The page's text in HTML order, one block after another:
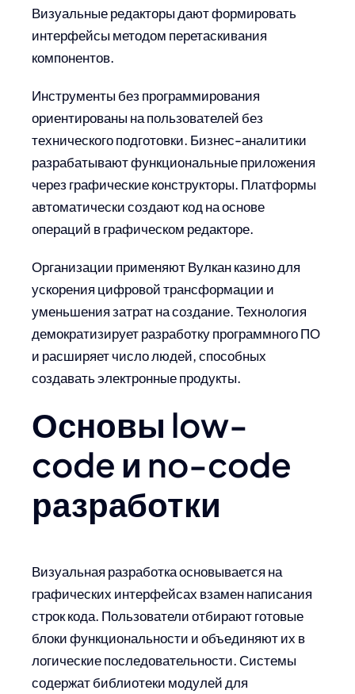
Визуальные редакторы дают формировать
интерфейсы методом перетаскивания
компонентов.
Инструменты без программирования
ориентированы на пользователей без
технического подготовки. Бизнес-аналитики
разрабатывают функциональные приложения
через графические конструкторы. Платформы
автоматически создают код на основе
операций в графическом редакторе.
Организации применяют Вулкан казино для
ускорения цифровой трансформации и
уменьшения затрат на создание. Технология
демократизирует разработку программного ПО
и расширяет число людей, способных
создавать электронные продукты.
Основы low-
code и no-code
разработки
Визуальная разработка основывается на
графических интерфейсах взамен написания
строк кода. Пользователи отбирают готовые
блоки функциональности и объединяют их в
логические последовательности. Системы
содержат библиотеки модулей для